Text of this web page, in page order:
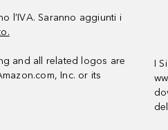
l’IVA. Saranno aggiunti i
and all related logos are
Inc. or its
I